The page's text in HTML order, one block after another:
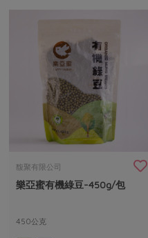
馥聚有限公司
樂亞蜜有機綠豆-450g/包
450公克